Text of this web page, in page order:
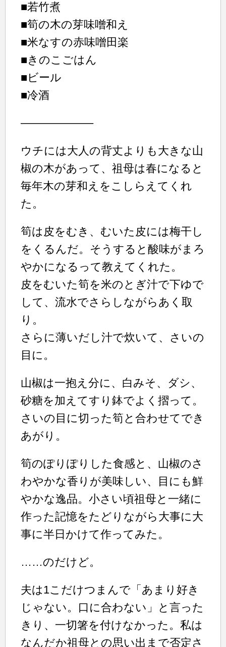
■若竹煮
■筍の木の芽味噌和え
■米なすの赤味噌田楽
■きのこごはん
■ビール
■冷酒
——————–
ウチには大人の背丈よりも大きな山
椒の木があって、祖母は春になると
毎年木の芽和えをこしらえてくれ
た。
筍は皮をむき、むいた皮には梅干し
をくるんだ。そうすると酸味がまろ
やかになるって教えてくれた。
皮をむいた筍を米のとぎ汁で下ゆで
して、流水でさらしながらあく取
り。
さらに薄いだし汁で炊いて、さいの
目に。
山椒は一抱え分に、白みそ、ダシ、
砂糖を加えてすり鉢でよく摺って。
さいの目に切った筍と合わせてでき
あがり。
筍のぽりぽりした食感と、山椒のさ
わやかな香りが美味しい、目にも鮮
やかな逸品。小さい頃祖母と一緒に
作った記憶をたどりながら大事に大
事に半日かけて作ってみた。
……のだけど。
夫は1こだけつまんで「あまり好き
じゃない。口に合わない」と言った
きり、一切箸を付けなかった。私は
なんだか祖母との思い出まで否定さ